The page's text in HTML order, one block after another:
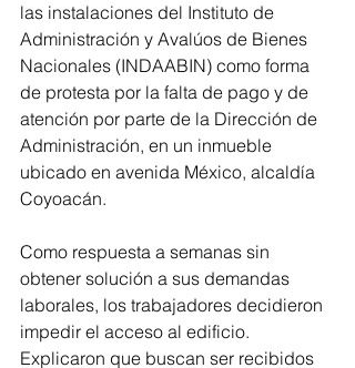
las instalaciones del Instituto de
Administración y Avalúos de Bienes
Nacionales (INDAABIN) como forma
de protesta por la falta de pago y de
atención por parte de la Dirección de
Administración, en un inmueble
ubicado en avenida México, alcaldía
Coyoacán.
Como respuesta a semanas sin
obtener solución a sus demandas
laborales, los trabajadores decidieron
impedir el acceso al edificio.
Explicaron que buscan ser recibidos